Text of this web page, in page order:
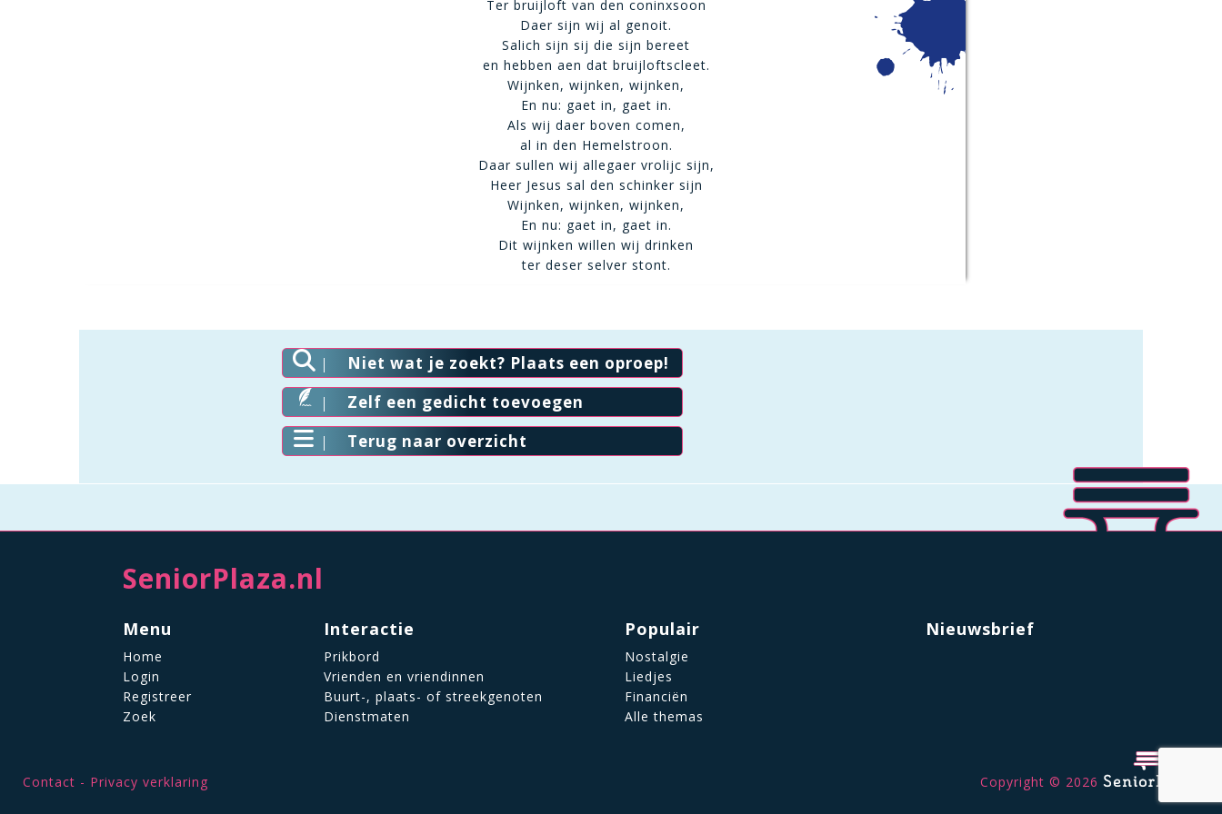
Ter bruijloft van den coninxsoon
Daer sijn wij al genoit.
Salich sijn sij die sijn bereet
en hebben aen dat bruijloftscleet.
Wijnken, wijnken, wijnken,
En nu: gaet in, gaet in.
Als wij daer boven comen,
al in den Hemelstroon.
Daar sullen wij allegaer vrolijc sijn,
Heer Jesus sal den schinker sijn
Wijnken, wijnken, wijnken,
En nu: gaet in, gaet in.
Dit wijnken willen wij drinken
ter deser selver stont.
Niet wat je zoekt? Plaats een oproep!
Zelf een gedicht toevoegen
Terug naar overzicht
SeniorPlaza.nl
Menu
Home
Login
Registreer
Zoek
Interactie
Prikbord
Vrienden en vriendinnen
Buurt-, plaats- of streekgenoten
Dienstmaten
Populair
Nostalgie
Liedjes
Financiën
Alle themas
Nieuwsbrief
Contact Privacy verklaring Copyright © 2026